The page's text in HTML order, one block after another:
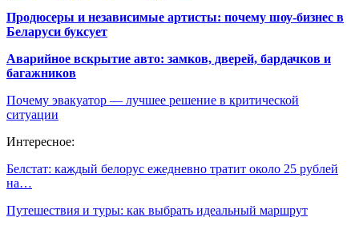
Продюсеры и независимые артисты: почему шоу-бизнес в
Беларуси буксует
Аварийное вскрытие авто: замков, дверей, бардачков и
багажников
Почему эвакуатор — лучшее решение в критической
ситуации
Интересное:
Белстат: каждый белорус ежедневно тратит около 25 рублей
на…
Путешествия и туры: как выбрать идеальный маршрут